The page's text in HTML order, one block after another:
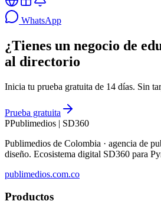
WhatsApp
¿Tienes un negocio de
al directorio
Inicia tu prueba gratuita de 14 días. Sin
Prueba gratuita
PPublimedios | SD360
Publimedios de Colombia · agencia de
diseño. Ecosistema digital SD360 para
publimedios.com.co
Productos